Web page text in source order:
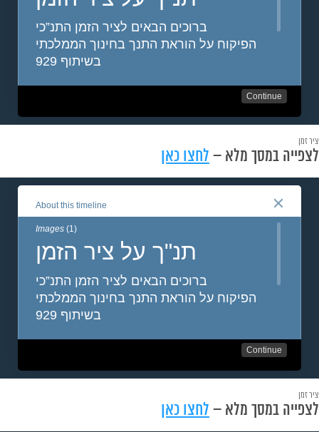
ציר זמן
לצפייה במסך מלא – לחצו כאן
ציר זמן
לצפייה במסך מלא – לחצו כאן